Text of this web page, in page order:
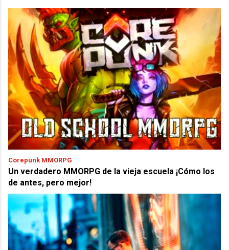
Corepunk MMORPG
Un verdadero MMORPG de la vieja escuela ¡Cómo los
de antes, pero mejor!